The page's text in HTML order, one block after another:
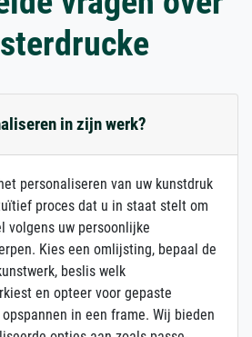
in zijn werk?
personaliseren van uw kunstdruk
proces dat u in staat stelt om
volgens uw persoonlijke
Kies een omlijsting, bepaal de
beslis welk
en opteer voor gepaste
in een frame. Wij bieden